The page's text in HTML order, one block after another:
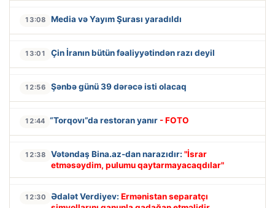
13:08 Media və Yayım Şurası yaradıldı
13:01 Çin İranın bütün fəaliyyətindən razı deyil
12:56 Şənbə günü 39 dərəcə isti olacaq
12:44 “Torqovı”da restoran yanır - FOTO
12:38 Vətəndaş Bina.az-dan narazıdır: "İsrar
etməsəydim, pulumu qaytarmayacaqdılar"
12:30 Ədalət Verdiyev: Ermənistan separatçı